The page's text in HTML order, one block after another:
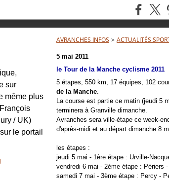
sur
même plus
/ UK)
sur le portail
AVRANCHES INFOS > ACTUALITÉS
5 mai 2011
le Tour de la Manche cyclisme 2011
5 étapes, 550 km, 17 équipes, 102
de la Manche.
La course est partie ce matin (jeudi 5
terminera à Granville dimanche.
Avranches sera ville-étape ce week-
d'après-midi et au départ dimanche 8
les étapes :
jeudi 5 mai - 1ère étape : Urville-
vendredi 6 mai - 2ème étape : Périers
samedi 7 mai - 3ème étape : Percy -